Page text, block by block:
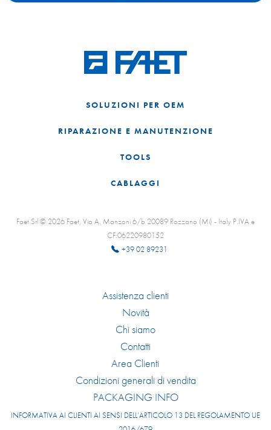
SOLUZIONI PER OEM
RIPARAZIONE E MANUTENZIONE
TOOLS
CABLAGGI
Faet Srl © 2026 Faet, Via A. Manzoni 6/b 20089 Rozzano (Mi) - Italy P.IVA e
CF:06220980152
+39 02 89231
Assistenza clienti
Novità
Chi siamo
Contatti
Area Clienti
Condizioni generali di vendita
PACKAGING INFO
INFORMATIVA AI CLIENTI AI SENSI DELL’ARTICOLO 13 DEL REGOLAMENTO UE